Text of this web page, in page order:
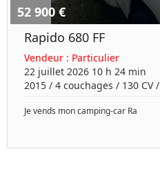
52 900 €
Rapido 680 FF
Vendeur : Particulier
22 juillet 2026 10 h 24 min
2015 / 4 couchages / 130 CV /
Je vends mon camping-car Ra